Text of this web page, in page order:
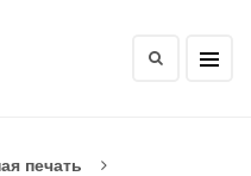
печать